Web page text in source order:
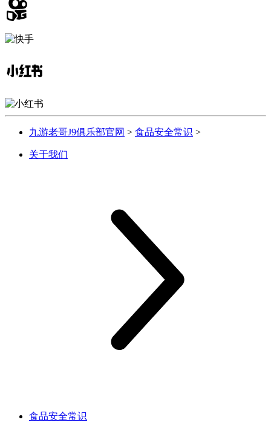
九游老哥J9俱乐部官网 > 食品安全常识 >
关于我们
食品安全常识